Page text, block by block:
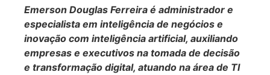
Emerson Douglas Ferreira é administrador e
especialista em inteligência de negócios e
inovação com inteligência artificial, auxiliando
empresas e executivos na tomada de decisão
e transformação digital, atuando na área de TI